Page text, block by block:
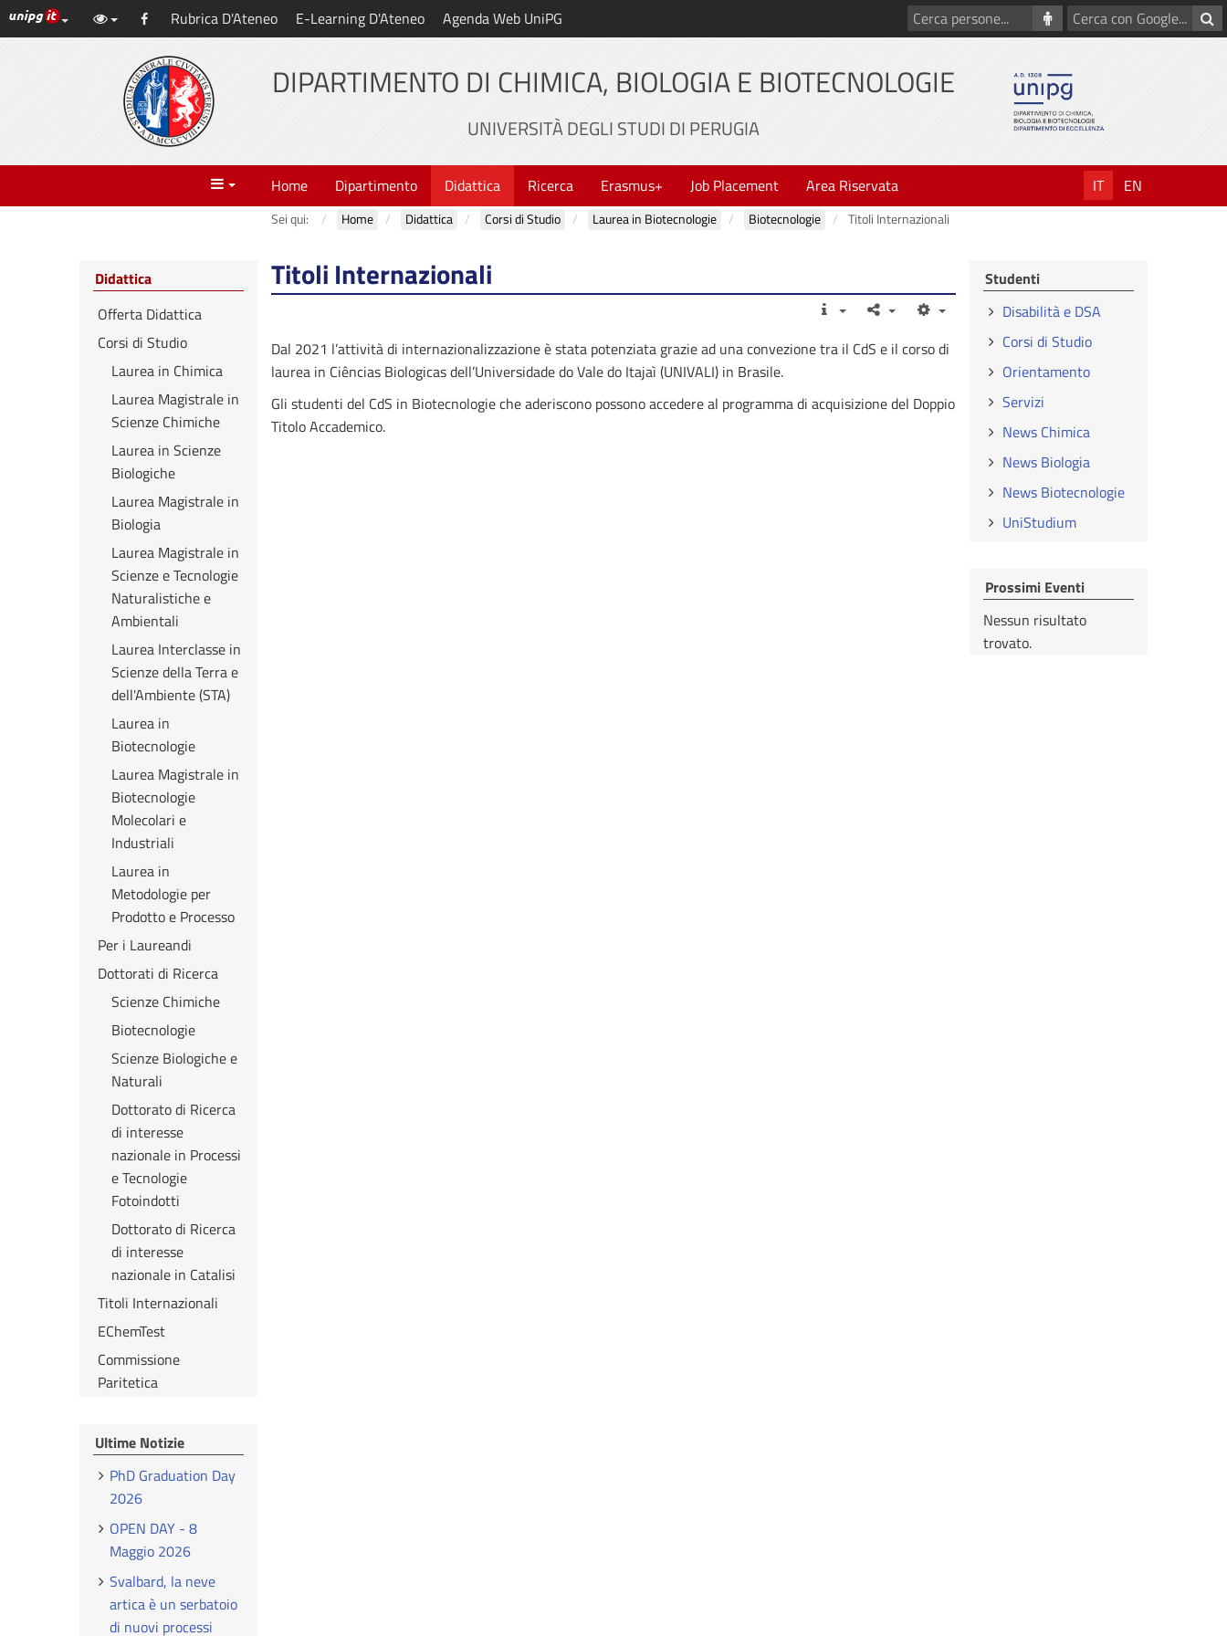
Vai
al
Link ai principali servizi web di Ateneo
Facebook
Rubrica D'Ateneo E-Learning D'Ateneo Agenda Web UniPG
Cerca
con
Cerca
persone
DIPARTIMENTO DI CHIMICA, BIOLOGIA E BIOTECNOLOGIE
UNIVERSITÀ DEGLI STUDI DI PERUGIA
Menu Home Dipartimento Didattica Ricerca Erasmus+ Job Placement Area Riservata IT EN
Sei qui: Home Didattica Corsi di Studio Laurea in Biotecnologie Biotecnologie Titoli Internazionali
Titoli Internazionali
Dal 2021 l’attività di internazionalizzazione è stata potenziata grazie ad una convezione tra il CdS e il corso di
laurea in Ciências Biologicas dell’Universidade do Vale do Itajaì (UNIVALI) in Brasile.
Gli studenti del CdS in Biotecnologie che aderiscono possono accedere al programma di acquisizione del Doppio
Titolo Accademico.
Didattica
Offerta Didattica
Corsi di Studio
Laurea in Chimica
Laurea Magistrale in
Scienze Chimiche
Laurea in Scienze
Biologiche
Laurea Magistrale in
Biologia
Laurea Magistrale in
Scienze e Tecnologie
Naturalistiche e
Ambientali
Laurea Interclasse in
Scienze della Terra e
dell'Ambiente (STA)
Laurea in
Biotecnologie
Laurea Magistrale in
Biotecnologie
Molecolari e
Industriali
Laurea in
Metodologie per
Prodotto e Processo
Per i Laureandi
Dottorati di Ricerca
Scienze Chimiche
Biotecnologie
Scienze Biologiche e
Naturali
Dottorato di Ricerca
di interesse
nazionale in Processi
e Tecnologie
Fotoindotti
Dottorato di Ricerca
di interesse
nazionale in Catalisi
Titoli Internazionali
EChemTest
Commissione
Paritetica
Ultime Notizie
PhD Graduation Day
2026
OPEN DAY - 8
Maggio 2026
Svalbard, la neve
artica è un serbatoio
di nuovi processi
Studenti
Disabilità e DSA
Corsi di Studio
Orientamento
Servizi
News Chimica
News Biologia
News Biotecnologie
UniStudium
Prossimi Eventi
Nessun risultato
trovato.